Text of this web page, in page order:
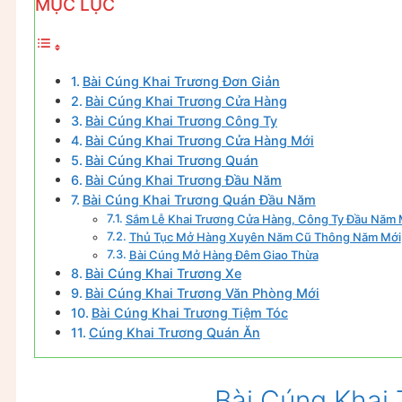
Bài Cúng Khai Trương Đơn Giản
Bài Cúng Khai Trương Cửa Hàng
Bài Cúng Khai Trương Công Ty
Bài Cúng Khai Trương Cửa Hàng Mới
Bài Cúng Khai Trương Quán
Bài Cúng Khai Trương Đầu Năm
Bài Cúng Khai Trương Quán Đầu Năm
Sắm Lễ Khai Trương Cửa Hàng, Công Ty Đầu Năm
Thủ Tục Mở Hàng Xuyên Năm Cũ Thông Năm Mới
Bài Cúng Mở Hàng Đêm Giao Thừa
Bài Cúng Khai Trương Xe
Bài Cúng Khai Trương Văn Phòng Mới
Bài Cúng Khai Trương Tiệm Tóc
Cúng Khai Trương Quán Ăn